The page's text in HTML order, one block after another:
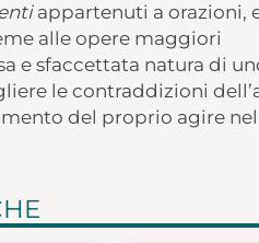
appartenuti a orazioni,
alle opere maggiori
e sfaccettata natura di
le contraddizioni
del proprio agire